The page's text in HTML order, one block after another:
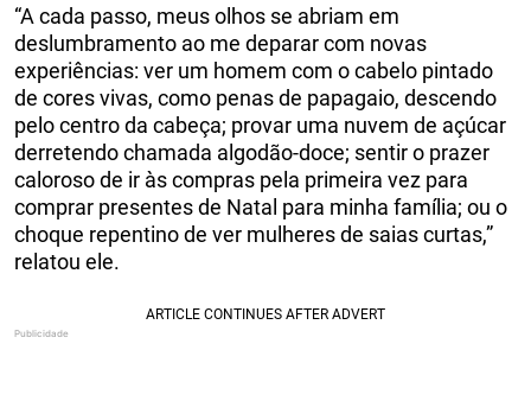
“A cada passo, meus olhos se abriam em
deslumbramento ao me deparar com novas
experiências: ver um homem com o cabelo pintado
de cores vivas, como penas de papagaio, descendo
pelo centro da cabeça; provar uma nuvem de açúcar
derretendo chamada algodão-doce; sentir o prazer
caloroso de ir às compras pela primeira vez para
comprar presentes de Natal para minha família; ou o
choque repentino de ver mulheres de saias curtas,”
relatou ele.